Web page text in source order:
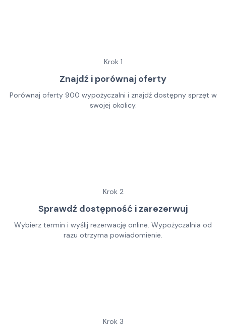
Krok 1
Znajdź i porównaj oferty
Porównaj oferty 900 wypożyczalni i znajdź dostępny sprzęt w
swojej okolicy.
Krok 2
Sprawdź dostępność i zarezerwuj
Wybierz termin i wyślij rezerwację online. Wypożyczalnia od
razu otrzyma powiadomienie.
Krok 3